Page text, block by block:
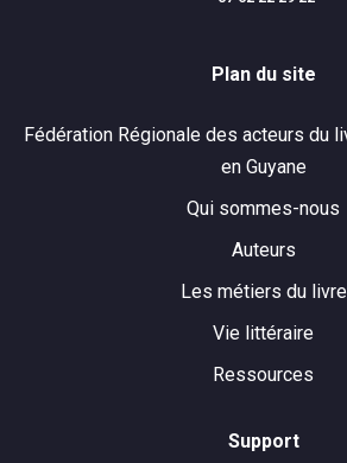
Plan du site
Fédération Régionale des acteurs du
en Guyane
Qui sommes-nous
Auteurs
Les métiers du livre
Vie littéraire
Ressources
Support